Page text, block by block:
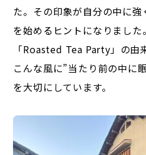
た。その印象が自分の中に
を始めるヒントになりまし
「Roasted Tea Party」の由
こんな風に”当たり前の中に
を大切にしています。